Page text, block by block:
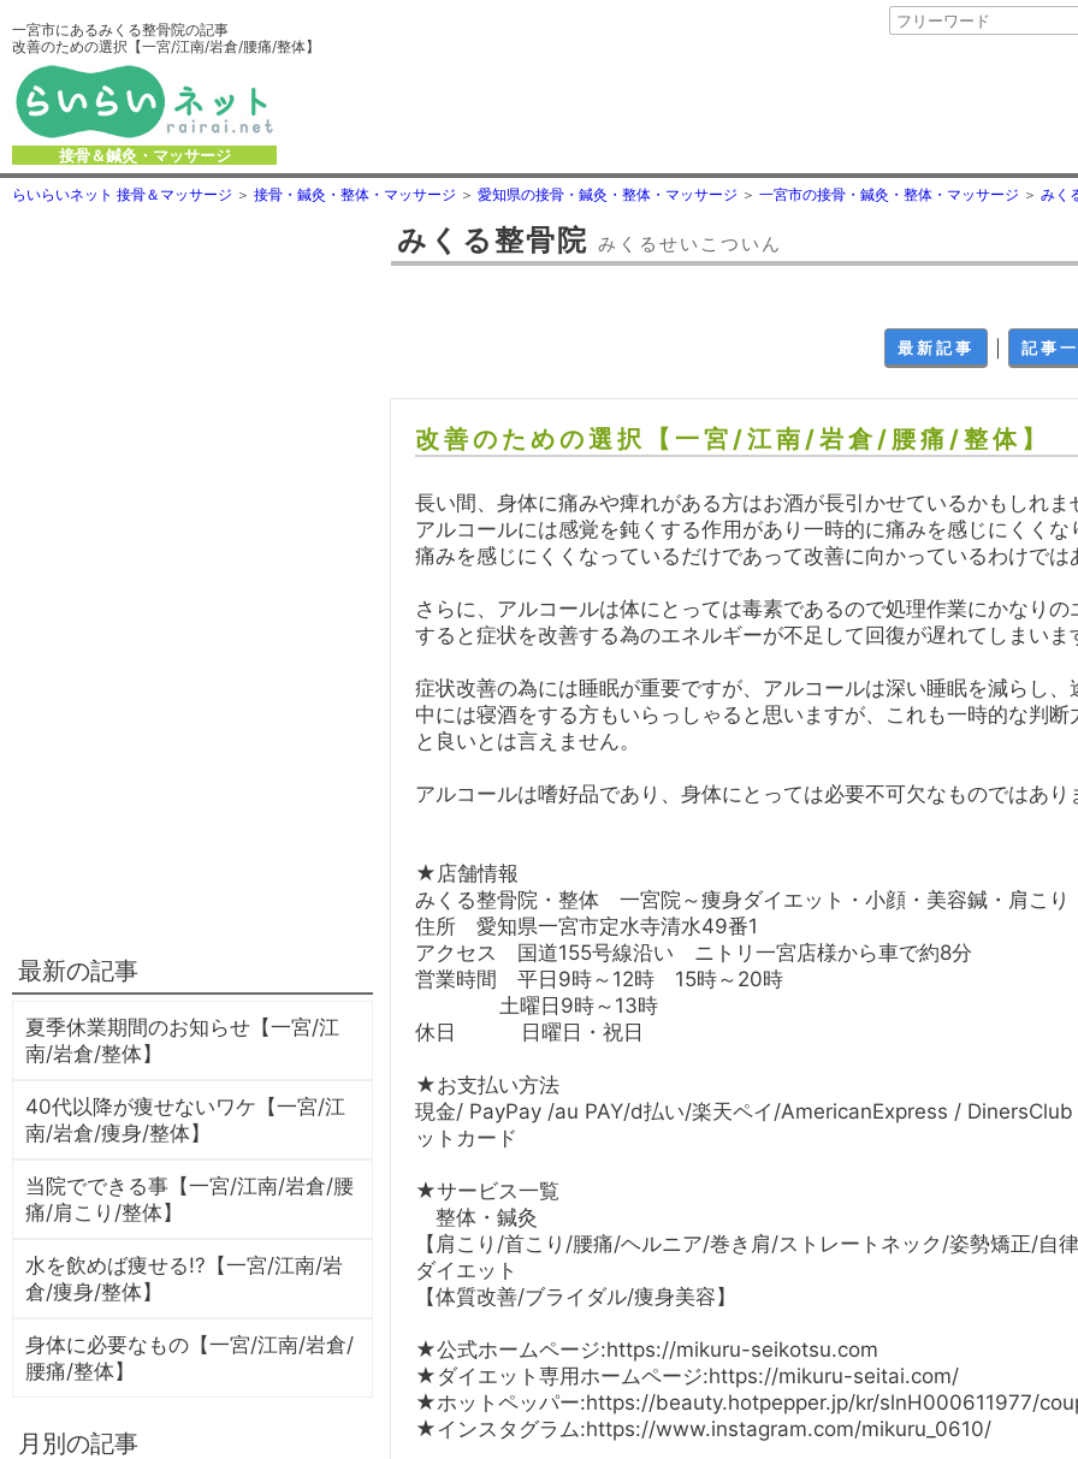
一宮市にあるみくる整骨院の記事
改善のための選択【一宮/江南/岩倉/腰痛/整体】
接骨＆鍼灸・マッサージ
らいらいネット 接骨＆マッサージ 接骨・鍼灸・整体・マッサージ 愛知県の接骨・鍼灸・整体・マッサージ 一宮市の接骨・鍼灸・整体・マッサージ みく
最新の記事
夏季休業期間のお知らせ【一宮/江
南/岩倉/整体】
40代以降が痩せないワケ【一宮/江
南/岩倉/痩身/整体】
当院でできる事【一宮/江南/岩倉/腰
痛/肩こり/整体】
水を飲めば痩せる!?【一宮/江南/岩
倉/痩身/整体】
身体に必要なもの【一宮/江南/岩倉/
腰痛/整体】
月別の記事
みくる整骨院 みくるせいこついん
最新記事 ｜ 記事
改善のための選択【一宮/江南/岩倉/腰痛/整体】
長い間、身体に痛みや痺れがある方はお酒が長引かせているかもしれま
アルコールには感覚を鈍くする作用があり一時的に痛みを感じにくくな
痛みを感じにくくなっているだけであって改善に向かっているわけでは
さらに、アルコールは体にとっては毒素であるので処理作業にかなり
すると症状を改善する為のエネルギーが不足して回復が遅れてしまいま
症状改善の為には睡眠が重要ですが、アルコールは深い睡眠を減らし
中には寝酒をする方もいらっしゃると思いますが、これも一時的な判
と良いとは言えません。
アルコールは嗜好品であり、身体にとっては必要不可欠なものではあ
★店舗情報
みくる整骨院・整体 一宮院～痩身ダイエット・小顔・美容鍼・肩こり
住所 愛知県一宮市定水寺清水49番1
アクセス 国道155号線沿い ニトリ一宮店様から車で約8分
営業時間 平日9時～12時 15時～20時
土曜日9時～13時
休日 日曜日・祝日
★お支払い方法
現金/ PayPay /au PAY/d払い/楽天ペイ/AmericanExpress /
ットカード
★サービス一覧
整体・鍼灸
【肩こり/首こり/腰痛/ヘルニア/巻き肩/ストレートネック/姿勢矯正/
ダイエット
【体質改善/ブライダル/痩身美容】
★公式ホームページ:https://mikuru-seikotsu.com
★ダイエット専用ホームページ:https://mikuru-seitai.com/
★ホットペッパー:https://beauty.hotpepper.jp/kr/slnH000611977/
★インスタグラム:https://www.instagram.com/mikuru_0610/